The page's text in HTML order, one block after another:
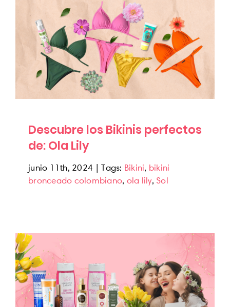
Descubre los Bikinis perfectos de: Ola Lily
Bronceado
Descubre los Bikinis perfectos
de: Ola Lily
junio 11th, 2024 | Tags: Bikini, bikini
bronceado colombiano, ola lily, Sol
Porque Mamá lo es todo: los regalos
perfectos para mamá
Uncategorized